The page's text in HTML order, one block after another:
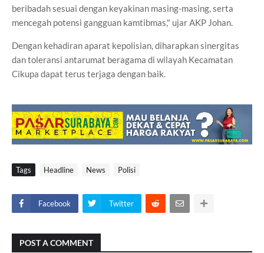
beribadah sesuai dengan keyakinan masing-masing, serta
mencegah potensi gangguan kamtibmas," ujar AKP Johan.
Dengan kehadiran aparat kepolisian, diharapkan sinergitas
dan toleransi antarumat beragama di wilayah Kecamatan
Cikupa dapat terus terjaga dengan baik.
Tags Headline News Polisi
Facebook Twitter
POST A COMMENT